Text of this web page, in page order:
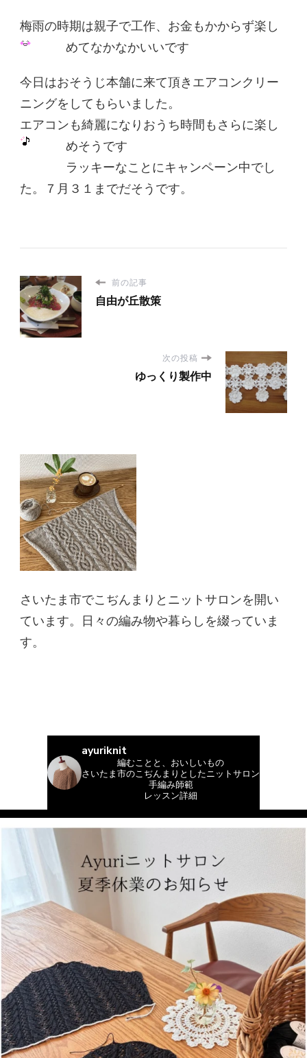
梅雨の時期は親子で工作、お金もかからず楽し
めてなかなかいいです
今日はおそうじ本舗に来て頂きエアコンクリー
ニングをしてもらいました。
エアコンも綺麗になりおうち時間もさらに楽し
めそうです
ラッキーなことにキャンペーン中でし
た。７月３１までだそうです。
前の記事
自由が丘散策
次の投稿
ゆっくり製作中
さいたま市でこぢんまりとニットサロンを開い
ています。日々の編み物や暮らしを綴っていま
す。
ayuriknit
編むことと、おいしいもの
さいたま市のこぢんまりとしたニットサロン
手編み師範
レッスン詳細